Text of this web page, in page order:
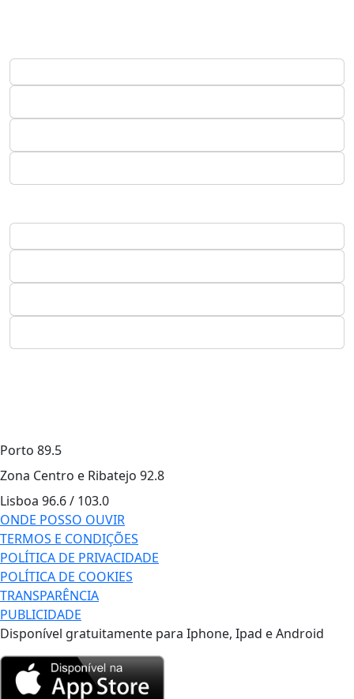
Porto 89.5
Zona Centro e Ribatejo 92.8
Lisboa 96.6 / 103.0
ONDE POSSO OUVIR
TERMOS E CONDIÇÕES
POLÍTICA DE PRIVACIDADE
POLÍTICA DE COOKIES
TRANSPARÊNCIA
PUBLICIDADE
Disponível gratuitamente para Iphone, Ipad e Android